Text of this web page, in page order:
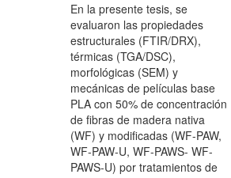
En la presente tesis, se
evaluaron las propiedades
estructurales (FTIR/DRX),
térmicas (TGA/DSC),
morfológicas (SEM) y
mecánicas de películas base
PLA con 50% de concentración
de fibras de madera nativa
(WF) y modificadas (WF-PAW,
WF-PAW-U, WF-PAWS- WF-
PAWS-U) por tratamientos de